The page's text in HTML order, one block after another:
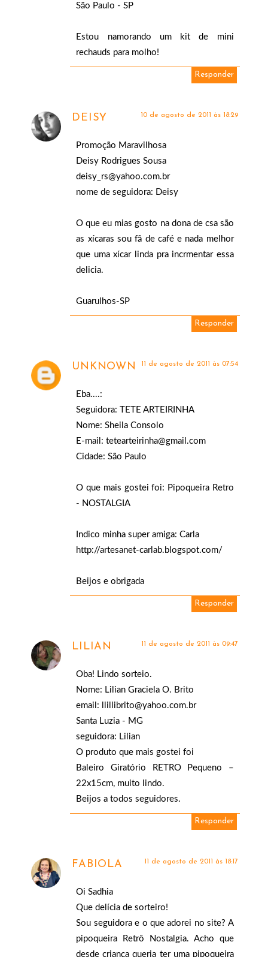
São Paulo - SP
Estou namorando um kit de mini
rechauds para molho!
Responder
DEISY 10 de agosto de 2011 às 18:29
Promoção Maravilhosa
Deisy Rodrigues Sousa
deisy_rs@yahoo.com.br
nome de seguidora: Deisy
O que eu mias gosto na dona de csa são
as xícaras sou fã de café e nada melhor
que uma xícar linda pra incrmentar essa
delicia.
Guarulhos-SP
Responder
UNKNOWN 11 de agosto de 2011 às 07:54
Eba....:
Seguidora: TETE ARTEIRINHA
Nome: Sheila Consolo
E-mail: tetearteirinha@gmail.com
Cidade: São Paulo
O que mais gostei foi: Pipoqueira Retro
- NOSTALGIA
Indico minha super amiga: Carla
http://artesanet-carlab.blogspot.com/
Beijos e obrigada
Responder
LILIAN 11 de agosto de 2011 às 09:47
Oba! Lindo sorteio.
Nome: Lilian Graciela O. Brito
email: llillibrito@yahoo.com.br
Santa Luzia - MG
seguidora: Lilian
O produto que mais gostei foi
Baleiro Giratório RETRO Pequeno –
22x15cm, muito lindo.
Beijos a todos seguidores.
Responder
FABIOLA 11 de agosto de 2011 às 18:17
Oi Sadhia
Que delícia de sorteiro!
Sou seguidora e o que adorei no site? A
pipoqueira Retrô Nostalgia. Acho que
desde criança queria ter uma pipoqueira